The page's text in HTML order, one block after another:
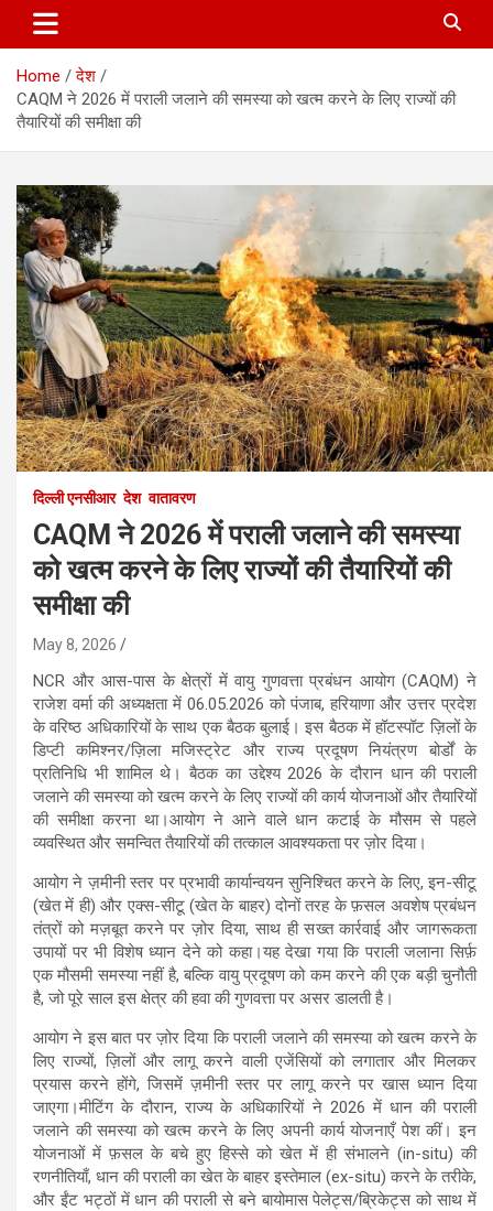
Home
देश
CAQM ने 2026 में पराली जलाने की समस्या को खत्म करने के लिए राज्यों की
तैयारियों की समीक्षा की
दिल्ली एनसीआर देश वातावरण
CAQM ने 2026 में पराली जलाने की समस्या
को खत्म करने के लिए राज्यों की तैयारियों की
समीक्षा की
May 8, 2026
NCR और आस-पास के क्षेत्रों में वायु गुणवत्ता प्रबंधन आयोग (CAQM) ने
राजेश वर्मा की अध्यक्षता में 06.05.2026 को पंजाब, हरियाणा और उत्तर प्रदेश
के वरिष्ठ अधिकारियों के साथ एक बैठक बुलाई। इस बैठक में हॉटस्पॉट ज़िलों के
डिप्टी कमिश्नर/ज़िला मजिस्ट्रेट और राज्य प्रदूषण नियंत्रण बोर्डों के
प्रतिनिधि भी शामिल थे। बैठक का उद्देश्य 2026 के दौरान धान की पराली
जलाने की समस्या को खत्म करने के लिए राज्यों की कार्य योजनाओं और तैयारियों
की समीक्षा करना था।आयोग ने आने वाले धान कटाई के मौसम से पहले
व्यवस्थित और समन्वित तैयारियों की तत्काल आवश्यकता पर ज़ोर दिया।
आयोग ने ज़मीनी स्तर पर प्रभावी कार्यान्वयन सुनिश्चित करने के लिए, इन-सीटू
(खेत में ही) और एक्स-सीटू (खेत के बाहर) दोनों तरह के फ़सल अवशेष प्रबंधन
तंत्रों को मज़बूत करने पर ज़ोर दिया, साथ ही सख्त कार्रवाई और जागरूकता
उपायों पर भी विशेष ध्यान देने को कहा।यह देखा गया कि पराली जलाना सिर्फ़
एक मौसमी समस्या नहीं है, बल्कि वायु प्रदूषण को कम करने की एक बड़ी चुनौती
है, जो पूरे साल इस क्षेत्र की हवा की गुणवत्ता पर असर डालती है।
आयोग ने इस बात पर ज़ोर दिया कि पराली जलाने की समस्या को खत्म करने के
लिए राज्यों, ज़िलों और लागू करने वाली एजेंसियों को लगातार और मिलकर
प्रयास करने होंगे, जिसमें ज़मीनी स्तर पर लागू करने पर खास ध्यान दिया
जाएगा।मीटिंग के दौरान, राज्य के अधिकारियों ने 2026 में धान की पराली
जलाने की समस्या को खत्म करने के लिए अपनी कार्य योजनाएँ पेश कीं। इन
योजनाओं में फ़सल के बचे हुए हिस्से को खेत में ही संभालने (in-situ) की
रणनीतियाँ, धान की पराली का खेत के बाहर इस्तेमाल (ex-situ) करने के तरीके,
और ईंट भट्ठों में धान की पराली से बने बायोमास पेलेट्स/ब्रिकेट्स को साथ में